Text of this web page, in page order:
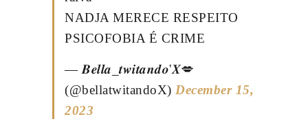
NADJA MERECE RESPEITO
PSICOFOBIA É CRIME
— 𝑩𝒆𝒍𝒍𝒂_𝒕𝒘𝒊𝒕𝒂𝒏𝒅𝒐'𝑿💋
(@bellatwitandoX) December 15,
2023